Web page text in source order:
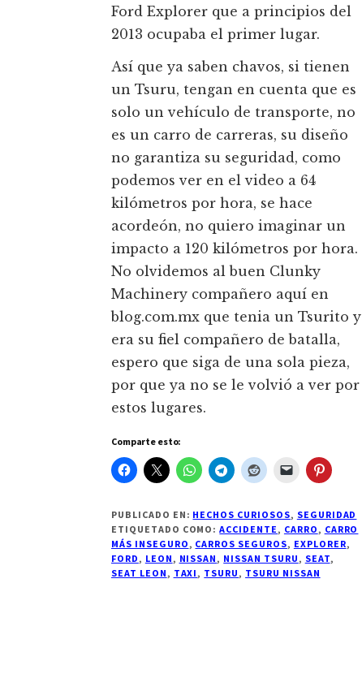
Ford Explorer que a principios del
2013 ocupaba el primer lugar.
Así que ya saben chavos, si tienen
un Tsuru, tengan en cuenta que es
solo un vehículo de transporte, no
es un carro de carreras, su diseño
no garantiza su seguridad, como
podemos ver en el video a 64
kilómetros por hora, se hace
acordeón, no quiero imaginar un
impacto a 120 kilómetros por hora.
No olvidemos al buen Clunky
Machinery compañero aquí en
blog.com.mx que tenia un Tsurito y
era su fiel compañero de batalla,
espero que siga de una sola pieza,
por que ya no se le volvió a ver por
estos lugares.
Comparte esto:
PUBLICADO EN: HECHOS CURIOSOS, SEGURIDAD
ETIQUETADO COMO:ACCIDENTE, CARRO, CARRO
MÁS INSEGURO, CARROS SEGUROS, EXPLORER,
FORD, LEON, NISSAN, NISSAN TSURU, SEAT,
SEAT LEON, TAXI, TSURU, TSURU NISSAN